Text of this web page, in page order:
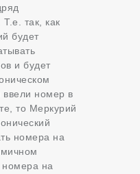
Т.е. так, как
будет
и будет
номер в
то Меркурий
номера на
на